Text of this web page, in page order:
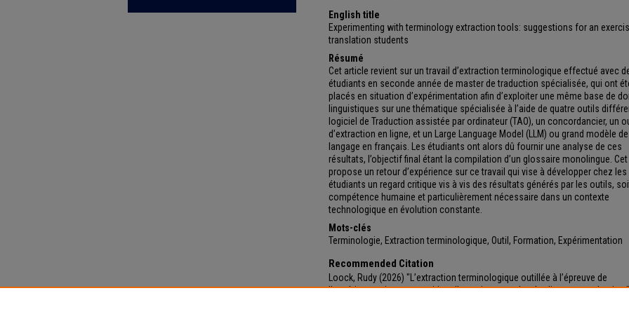
English title
Experimenting with terminology extraction tools: suggestions for an
translation students
Résumé
Cet article revient sur un travail d’extraction terminologique effectué avec
étudiants en seconde année de master de traduction spécialisée, qui ont
placés en situation d’expérimentation afin d’exploiter une même base de
linguistiques sur une thématique spécialisée à l’aide de quatre outils
logiciel de Traduction assistée par ordinateur (TAO), un concordancier, un
d’extraction en ligne, et un Large Language Model (LLM) ou grand modèle de
langage en français. Les étudiants ont alors dû fournir une analyse de ces
résultats, l’objectif final étant la compilation d’un glossaire monolingue.
propose un retour d’expérience sur ce travail qui vise à développer chez les
étudiants un regard critique vis à vis des résultats générés par les outils,
compétence humaine et particulièrement nécessaire dans un contexte
technologique en évolution constante.
Mots-clés
Terminologie, Extraction terminologique, Outil, Formation, Expérimentation
Recommended Citation
Loock, Rudy (2026) "L’extraction terminologique outillée à l’épreuve de
l’expérimentation : proposition d’exercice avec des étudiants en